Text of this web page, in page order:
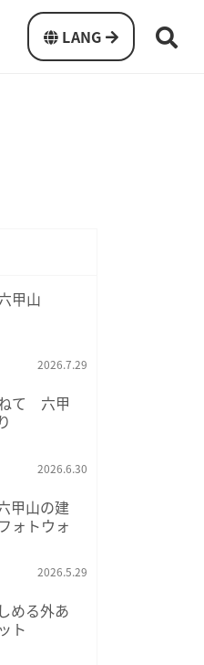
LANG
甲山
2026.7.29
て 六甲
2026.6.30
甲山の建
ォトウォ
2026.5.29
める外あ
ト